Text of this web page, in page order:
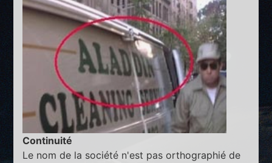
Continuité
Le nom de la société n'est pas orthographié de